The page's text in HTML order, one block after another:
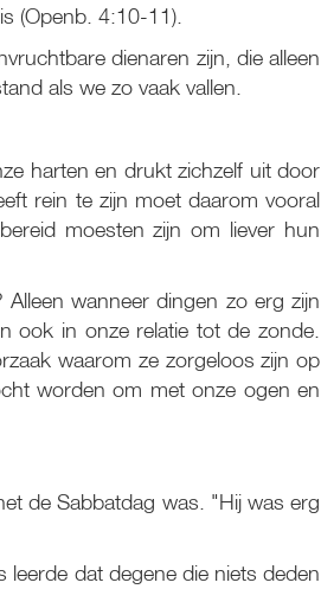
(Openb. 4:10-11).
dienaren zijn, die alleen
als we zo vaak vallen.
harten en drukt zichzelf uit door
rein te zijn moet daarom vooral
moesten zijn om liever hun
wanneer dingen zo erg zijn
ook in onze relatie tot de zonde.
waarom ze zorgeloos zijn op
worden om met onze ogen en
de Sabbatdag was. "Hij was erg
leerde dat degene die niets deden